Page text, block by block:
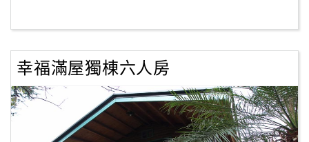
商
合
作
幸福滿屋獨棟六人房